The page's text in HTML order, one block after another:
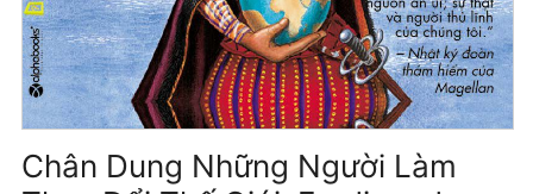
Chân Dung Những Người Làm